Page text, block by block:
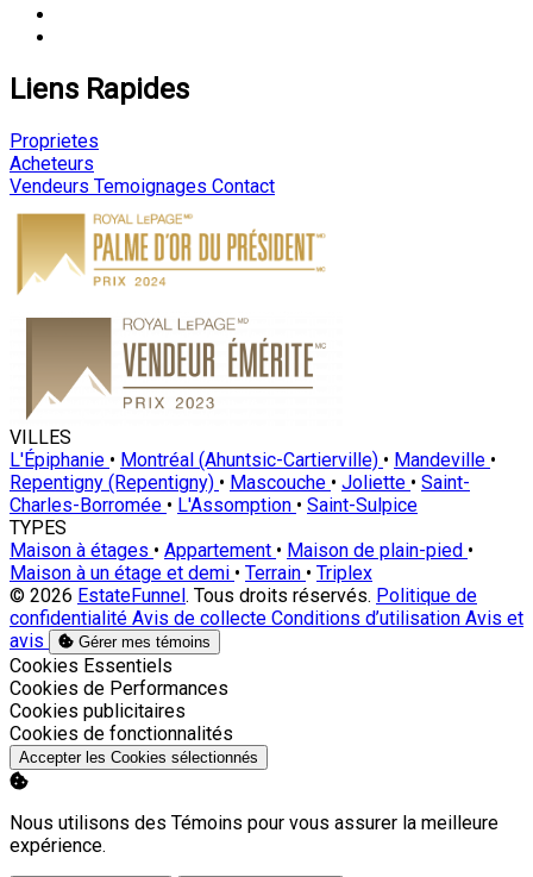
Liens Rapides
Proprietes
Acheteurs
Vendeurs Temoignages Contact
VILLES
L'Épiphanie • Montréal (Ahuntsic-Cartierville) • Mandeville •
Repentigny (Repentigny) • Mascouche • Joliette • Saint-
Charles-Borromée • L'Assomption • Saint-Sulpice
TYPES
Maison à étages • Appartement • Maison de plain-pied •
Maison à un étage et demi • Terrain • Triplex
© 2026 EstateFunnel. Tous droits réservés. Politique de
confidentialité Avis de collecte Conditions d’utilisation Avis et
avis
Gérer mes témoins
Activer
Cookies Essentiels
Activer
Cookies de Performances
Activer
Cookies publicitaires
Activer
Cookies de fonctionnalités
Accepter les Cookies sélectionnés
Nous utilisons des Témoins pour vous assurer la meilleure
expérience.